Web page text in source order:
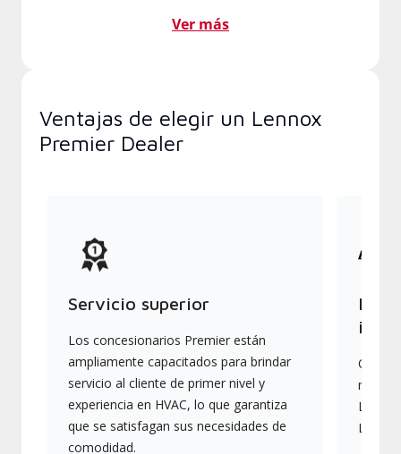
Ver más
Ventajas de elegir un Lennox
Premier Dealer
Servicio superior
Los concesionarios Premier están
ampliamente capacitados para brindar
servicio al cliente de primer nivel y
experiencia en HVAC, lo que garantiza
que se satisfagan sus necesidades de
comodidad.
más